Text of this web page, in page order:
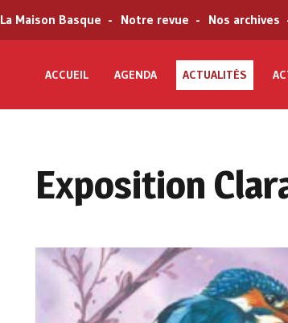
La Maison Basque Notre revue Nos archives
ACCUEIL AGENDA ACTUALITÉS
Exposition